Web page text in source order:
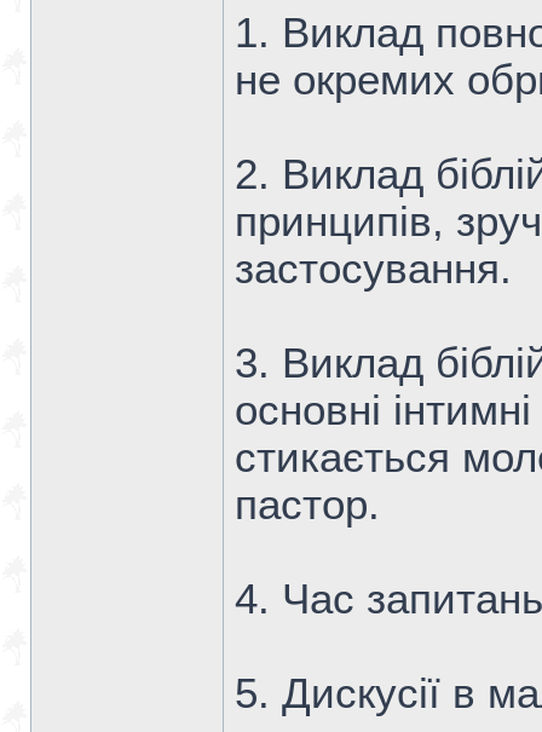
1. Виклад
не окремих
2. Виклад
принципів,
застосування.
3. Виклад
основні
стикається
пастор.
4. Час
5. Дискусії в